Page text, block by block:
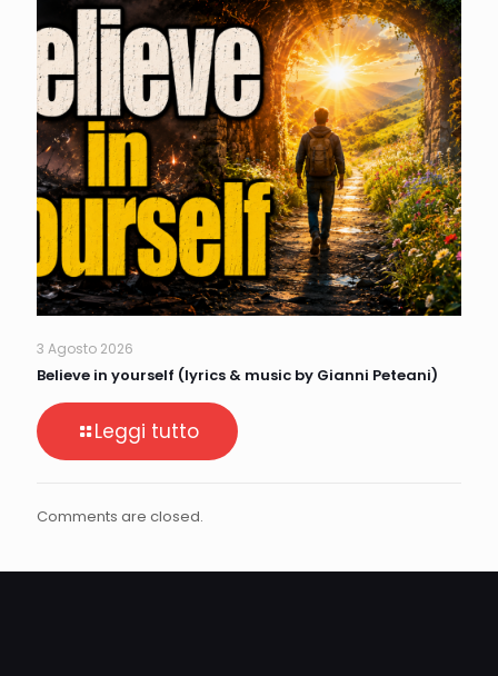
3 Agosto 2026
Believe in yourself (lyrics & music by Gianni Peteani)
Leggi tutto
Comments are closed.